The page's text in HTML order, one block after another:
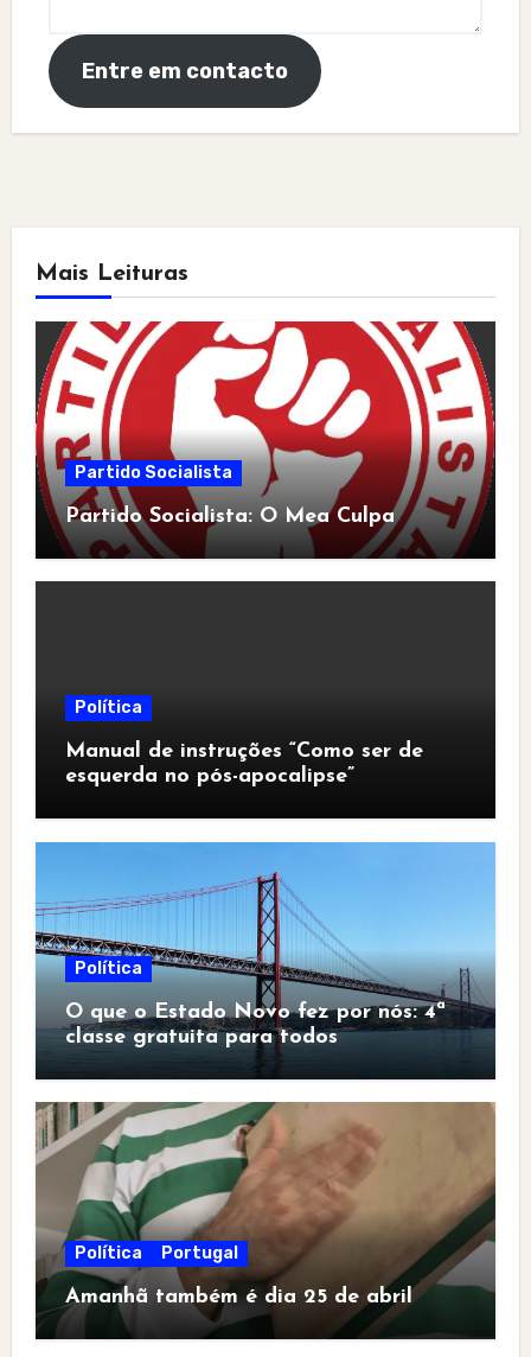
Entre em contacto
Mais Leituras
Partido Socialista
Partido Socialista: O Mea Culpa
Política
Manual de instruções “Como ser de
esquerda no pós-apocalipse”
Política
O que o Estado Novo fez por nós: 4ª
classe gratuita para todos
Política Portugal
Amanhã também é dia 25 de abril